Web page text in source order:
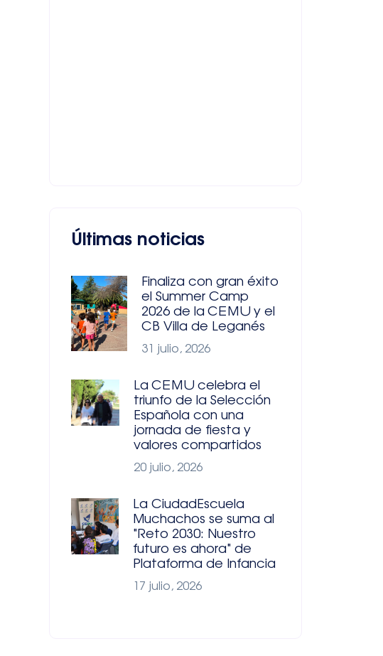
Últimas noticias
Finaliza con gran éxito
el Summer Camp
2026 de la CEMU y el
CB Villa de Leganés
31 julio, 2026
La CEMU celebra el
triunfo de la Selección
Española con una
jornada de fiesta y
valores compartidos
20 julio, 2026
La CiudadEscuela
Muchachos se suma al
"Reto 2030: Nuestro
futuro es ahora" de
Plataforma de Infancia
17 julio, 2026